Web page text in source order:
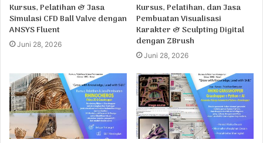
Kursus, Pelatihan & Jasa
Simulasi CFD Ball Valve dengan
ANSYS Fluent
Juni 28, 2026
Kursus, Pelatihan, dan Jasa
Pembuatan Visualisasi
Karakter & Sculpting Digital
dengan ZBrush
Juni 28, 2026